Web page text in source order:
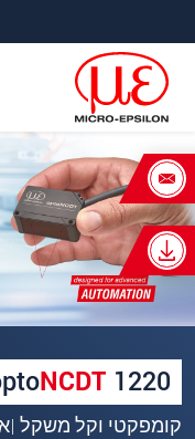
NCDT 1220
קומפקטי וקל משקל
×
1220
כותרת*
שם פרטי*
שם משפחה*
שם חברה*